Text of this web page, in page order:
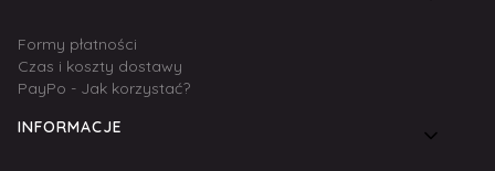
Formy płatności
Czas i koszty dostawy
PayPo - Jak korzystać?
INFORMACJE